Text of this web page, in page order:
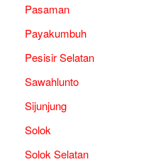
Pasaman
Payakumbuh
Pesisir Selatan
Sawahlunto
Sijunjung
Solok
Solok Selatan